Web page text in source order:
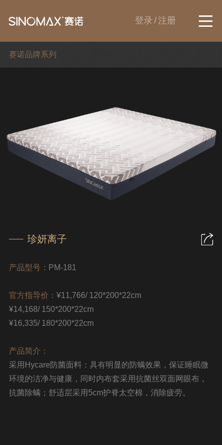
登录 /注册
赛诺品牌系列
珍妍离子
产品型号： PM-181
官方指导价： ¥11,766/ 120*200*22cm
¥14,168/ 150*200*22cm
¥16,335/ 180*200*22cm
产品简介：
采用Hycare防菌面料：具有明显的防螨效果，保证睡眠微
环境的洁净与健康，同时内布套采用抗菌丝双面网眼布，
抗菌除螨；舒适层采用5cm护脊太空棉，消除疲劳。